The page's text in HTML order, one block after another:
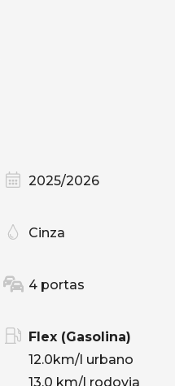
2025/2026
Cinza
4 portas
Flex (Gasolina)
12.0km/l urbano
13.0 km/l rodovia